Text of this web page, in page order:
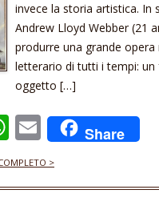
invece la storia artistica. In
Andrew Lloyd Webber (21
produrre una grande
letterario di tutti i tempi:
oggetto […]
W
h
at
E
m
ai
Share
>